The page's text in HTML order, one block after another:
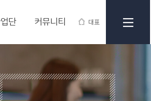
대표
단 커뮤니티